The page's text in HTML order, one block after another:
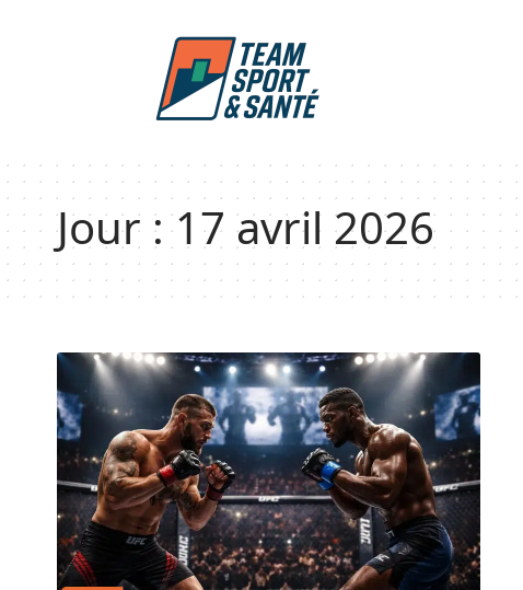
Jour :17 avril 2026